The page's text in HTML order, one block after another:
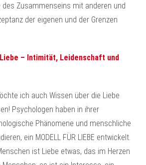
des Zusammenseins mit anderen und
der eigenen und der Grenzen
– Intimität, Leidenschaft und
ich auch Wissen über die Liebe
Psychologen haben in ihrer
Phänomene und menschliche
ein MODELL FÜR LIEBE entwickelt.
ist Liebe etwas, das im Herzen